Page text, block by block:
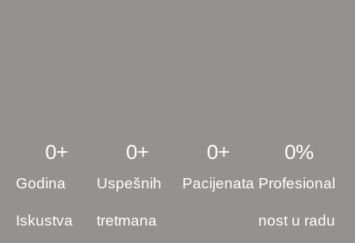
Godina
Iskustva
0+
Uspešnih
tretmana
0+
Pacijenata
0+
Profesional
nost u radu
0%